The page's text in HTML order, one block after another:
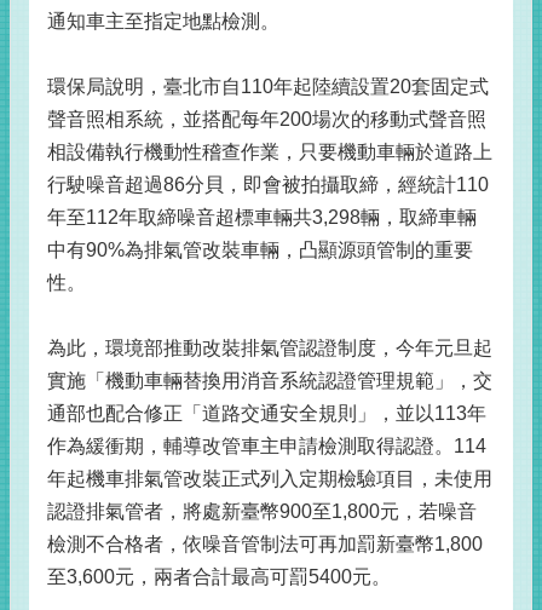
通知車主至指定地點檢測。
環保局說明，臺北市自110年起陸續設置20套固定式
聲音照相系統，並搭配每年200場次的移動式聲音照
相設備執行機動性稽查作業，只要機動車輛於道路上
行駛噪音超過86分貝，即會被拍攝取締，經統計110
年至112年取締噪音超標車輛共3,298輛，取締車輛
中有90%為排氣管改裝車輛，凸顯源頭管制的重要
性。
為此，環境部推動改裝排氣管認證制度，今年元旦起
實施「機動車輛替換用消音系統認證管理規範」，交
通部也配合修正「道路交通安全規則」，並以113年
作為緩衝期，輔導改管車主申請檢測取得認證。114
年起機車排氣管改裝正式列入定期檢驗項目，未使用
認證排氣管者，將處新臺幣900至1,800元，若噪音
檢測不合格者，依噪音管制法可再加罰新臺幣1,800
至3,600元，兩者合計最高可罰5400元。